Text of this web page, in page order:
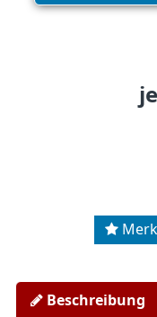
Beschreibung